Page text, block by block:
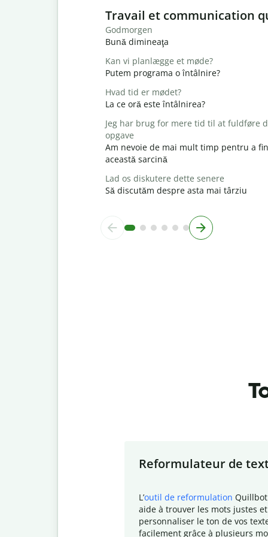
Slide 1 of 6
Travail et communication
Godmorgen
Bună dimineaţa
Kan vi planlægge et møde?
Putem programa o întâlnire?
Hvad tid er mødet?
La ce oră este întâlnirea?
Jeg har brug for mere tid til at fuldføre
opgave
Am nevoie de mai mult timp pentru a
această sarcină
Lad os diskutere dette senere
Să discutăm despre asta mai târziu
Reformulateur de
L ’outil de reformulation
aide à trouver les mots justes
personnaliser le ton de vos
facilement grâce à plusieurs